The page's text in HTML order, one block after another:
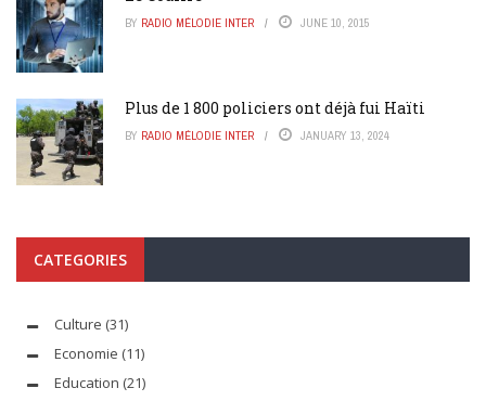
BY RADIO MÉLODIE INTER JUNE 10, 2015
Plus de 1 800 policiers ont déjà fui Haïti
BY RADIO MÉLODIE INTER JANUARY 13, 2024
CATEGORIES
Culture (31)
Economie (11)
Education (21)